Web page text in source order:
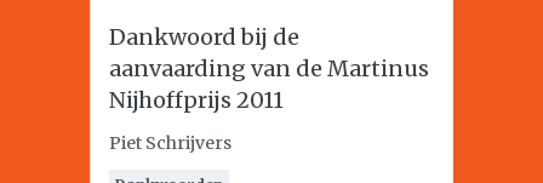
Dankwoord bij de
aanvaarding van de Martinus
Nijhoffprijs 2011
Piet Schrijvers